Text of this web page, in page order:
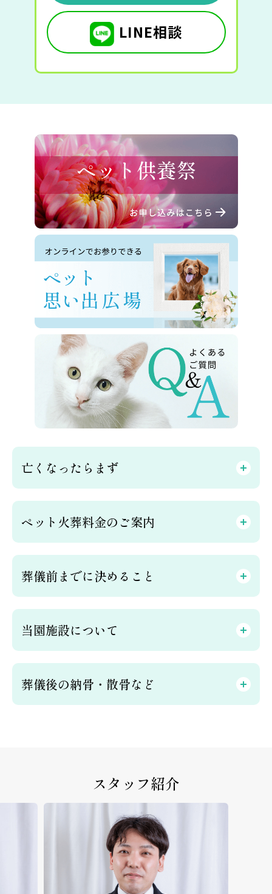
LINE相談
亡くなったらまず
ペット火葬料金のご案内
葬儀前までに決めること
当園施設について
葬儀後の納骨・散骨など
スタッフ紹介